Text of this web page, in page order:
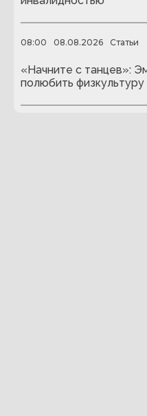
08:00 08.08.2026 Статьи
«Начните с танцев»:
полюбить физкультуру